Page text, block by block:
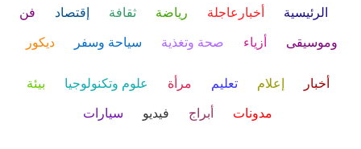
الرئيسية أخبارعاجلة رياضة ثقافة إقتصاد فن
وموسيقى أزياء صحة وتغذية سياحة وسفر ديكور
أخبار إعلام تعليم مرأة علوم وتكنولوجيا بيئة
مدونات أبراج فيديو سيارات